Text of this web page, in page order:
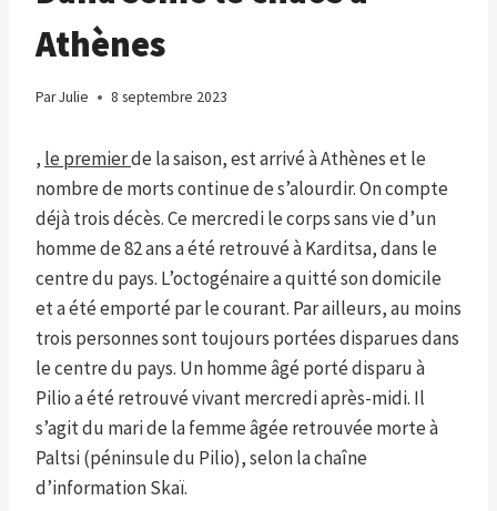
Athènes
ParJulie 8 septembre 2023
, le premierde la saison, est arrivé à Athènes et le
nombre de morts continue de s’alourdir. On compte
déjà trois décès. Ce mercredi le corps sans vie d’un
homme de 82 ans a été retrouvé à Karditsa, dans le
centre du pays. L’octogénaire a quitté son domicile
et a été emporté par le courant. Par ailleurs, au moins
trois personnes sont toujours portées disparues dans
le centre du pays. Un homme âgé porté disparu à
Pilio a été retrouvé vivant mercredi après-midi. Il
s’agit du mari de la femme âgée retrouvée morte à
Paltsi (péninsule du Pilio), selon la chaîne
d’information Skaï.